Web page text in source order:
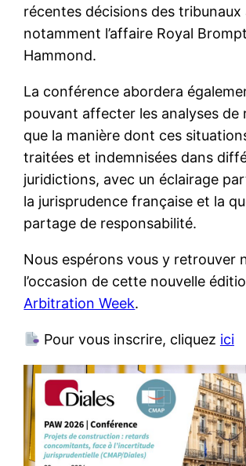
récentes décisions des tribunaux
notamment l’affaire Royal
Hammond.
La conférence abordera
pouvant affecter les analyses de
que la manière dont ces
traitées et indemnisées dans
juridictions, avec un éclairage
la jurisprudence française et la
partage de responsabilité.
Nous espérons vous y retrouver
l’occasion de cette nouvelle
Arbitration Week.
Pour vous inscrire, cliquez ici